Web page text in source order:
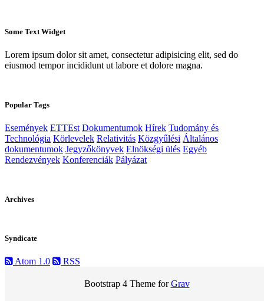
Some Text Widget
Lorem ipsum dolor sit amet, consectetur adipisicing elit, sed do
eiusmod tempor incididunt ut labore et dolore magna.
Popular Tags
Események ETTEst Dokumentumok Hírek Tudomány és
Technológia Körlevelek Relativitás Közgyűlési Általános
dokumentumok Jegyzőkönyvek Elnökségi ülés Egyéb
Rendezvények Konferenciák Pályázat
Archives
Syndicate
Atom 1.0 RSS
Bootstrap 4 Theme forGrav